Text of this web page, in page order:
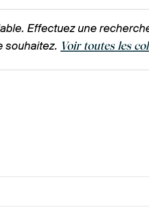
Effectuez une
souhaitez. Voir toutes les